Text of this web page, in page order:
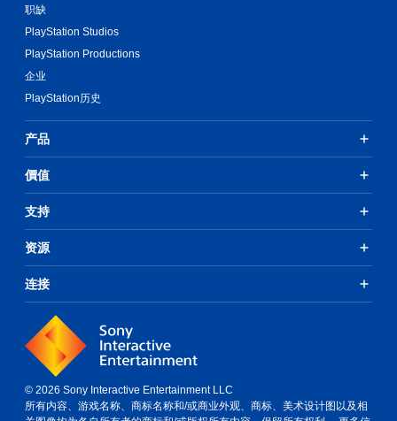
职缺
PlayStation Studios
PlayStation Productions
企业
PlayStation历史
产品
價值
支持
资源
连接
© 2026 Sony Interactive Entertainment LLC
所有内容、游戏名称、商标名称和/或商业外观、商标、美术设计图以及相